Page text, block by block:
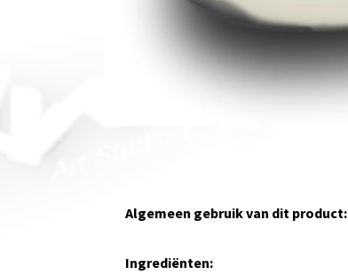
Algemeen gebruik van dit product:
Ingrediënten: